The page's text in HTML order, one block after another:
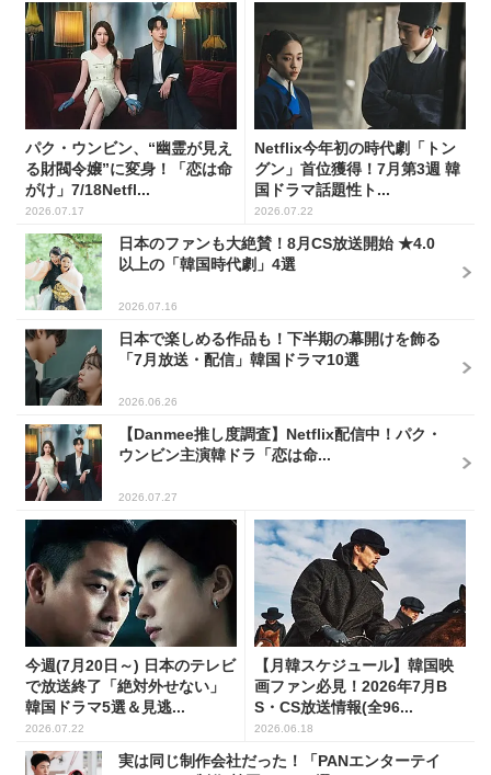
パク・ウンビン、“幽霊が見え
る財閥令嬢”に変身！「恋は命
がけ」7/18Netfl...
2026.07.17
Netflix今年初の時代劇「トン
グン」首位獲得！7月第3週 韓
国ドラマ話題性ト...
2026.07.22
日本のファンも大絶賛！8月CS放送開始 ★4.0
以上の「韓国時代劇」4選
2026.07.16
日本で楽しめる作品も！下半期の幕開けを飾る
「7月放送・配信」韓国ドラマ10選
2026.06.26
【Danmee推し度調査】Netflix配信中！パク・
ウンビン主演韓ドラ「恋は命...
2026.07.27
今週(7月20日～) 日本のテレビ
で放送終了「絶対外せない」
韓国ドラマ5選＆見逃...
2026.07.22
【月韓スケジュール】韓国映
画ファン必見！2026年7月B
S・CS放送情報(全96...
2026.06.18
実は同じ制作会社だった！「PANエンターテイ